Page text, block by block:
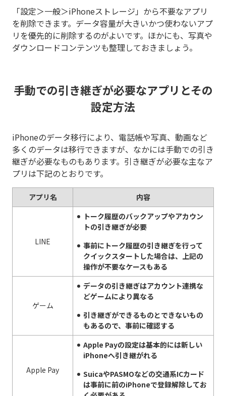
「設定＞一般＞iPhoneストレージ」から不要なアプリ
を削除できます。データ容量が大きいかつ使わないアプ
リを優先的に削除するのがよいです。ほかにも、写真や
ダウンロードコンテンツも整理しておきましょう。
手動での引き継ぎが必要なアプリとその
設定方法
iPhoneのデータ移行により、電話帳や写真、動画など
多くのデータは移行できますが、なかには手動での引き
継ぎが必要なものもあります。引き継ぎが必要な主なア
プリは下記のとおりです。
アプリ名 内容
LINE
トーク履歴のバックアップやアカウン
トの引き継ぎが必要
事前にトーク履歴の引き継ぎを行って
クイックスタートした場合は、上記の
操作が不要なケースもある
ゲーム
データの引き継ぎはアカウント連携な
どゲームにより異なる
引き継ぎができるものとできないもの
もあるので、事前に確認する
Apple Pay
Apple Payの設定は基本的には新しい
iPhoneへ引き継がれる
SuicaやPASMOなどの交通系ICカード
は事前に前のiPhoneで登録解除してお